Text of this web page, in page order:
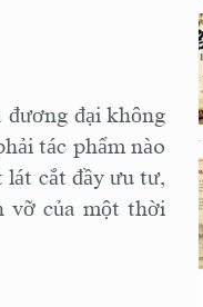
đại không
tác phẩm nào
cắt đầy ưu tư,
vỡ của một thời